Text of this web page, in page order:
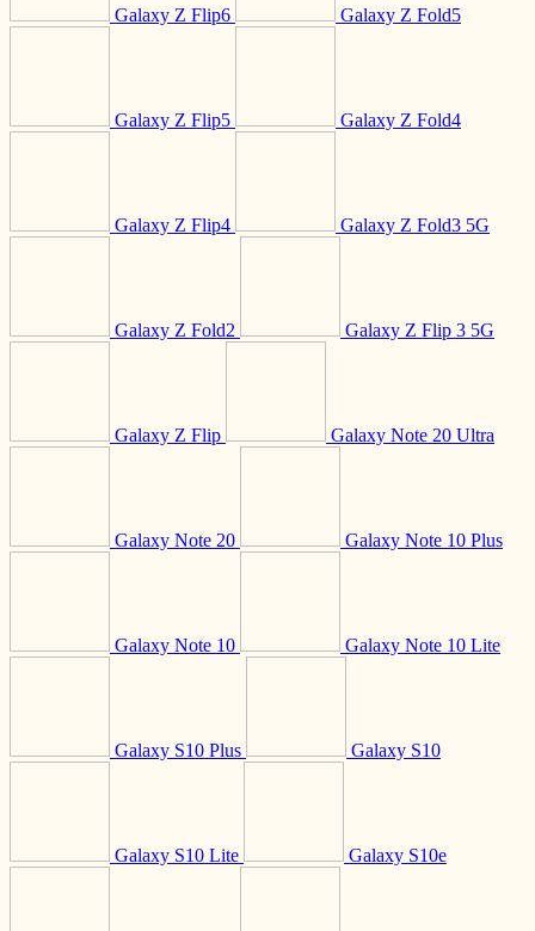
Galaxy Z Flip6 Galaxy Z Fold5
Galaxy Z Flip5 Galaxy Z Fold4
Galaxy Z Flip4 Galaxy Z Fold3 5G
Galaxy Z Fold2 Galaxy Z Flip 3 5G
Galaxy Z Flip Galaxy Note 20 Ultra
Galaxy Note 20 Galaxy Note 10 Plus
Galaxy Note 10 Galaxy Note 10 Lite
Galaxy S10 Plus Galaxy S10
Galaxy S10 Lite Galaxy S10e